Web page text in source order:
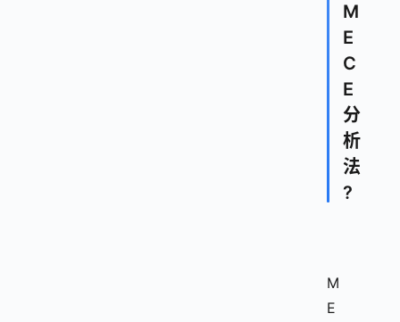
M
E
C
E
分
析
法
?
M
E